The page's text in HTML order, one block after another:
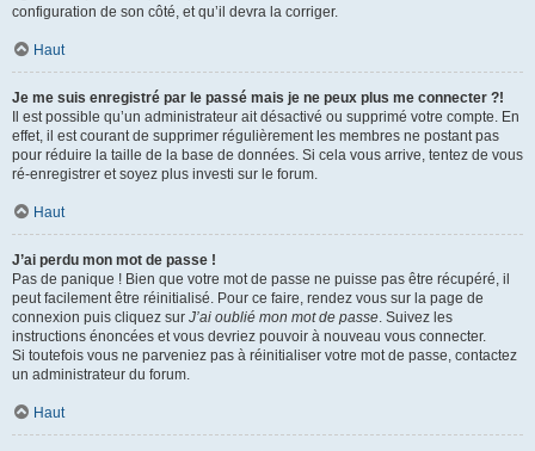
configuration de son côté, et qu’il devra la corriger.
Haut
Je me suis enregistré par le passé mais je ne peux plus me connecter ?!
Il est possible qu’un administrateur ait désactivé ou supprimé votre compte. En
effet, il est courant de supprimer régulièrement les membres ne postant pas
pour réduire la taille de la base de données. Si cela vous arrive, tentez de vous
ré-enregistrer et soyez plus investi sur le forum.
Haut
J’ai perdu mon mot de passe !
Pas de panique ! Bien que votre mot de passe ne puisse pas être récupéré, il
peut facilement être réinitialisé. Pour ce faire, rendez vous sur la page de
connexion puis cliquez sur J’ai oublié mon mot de passe. Suivez les
instructions énoncées et vous devriez pouvoir à nouveau vous connecter.
Si toutefois vous ne parveniez pas à réinitialiser votre mot de passe, contactez
un administrateur du forum.
Haut